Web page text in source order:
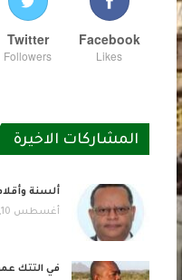
Facebook
Likes
Twitter
Followers
المشاركات الاخيرة
ألسنة
أغسطس 10, 2026
في التتك